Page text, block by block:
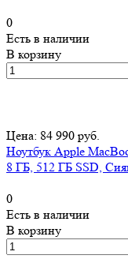
0
Есть в наличии
В корзину
Цена: 84 990 руб.
Ноутбук Apple
8 ГБ, 512 ГБ SSD,
0
Есть в наличии
В корзину